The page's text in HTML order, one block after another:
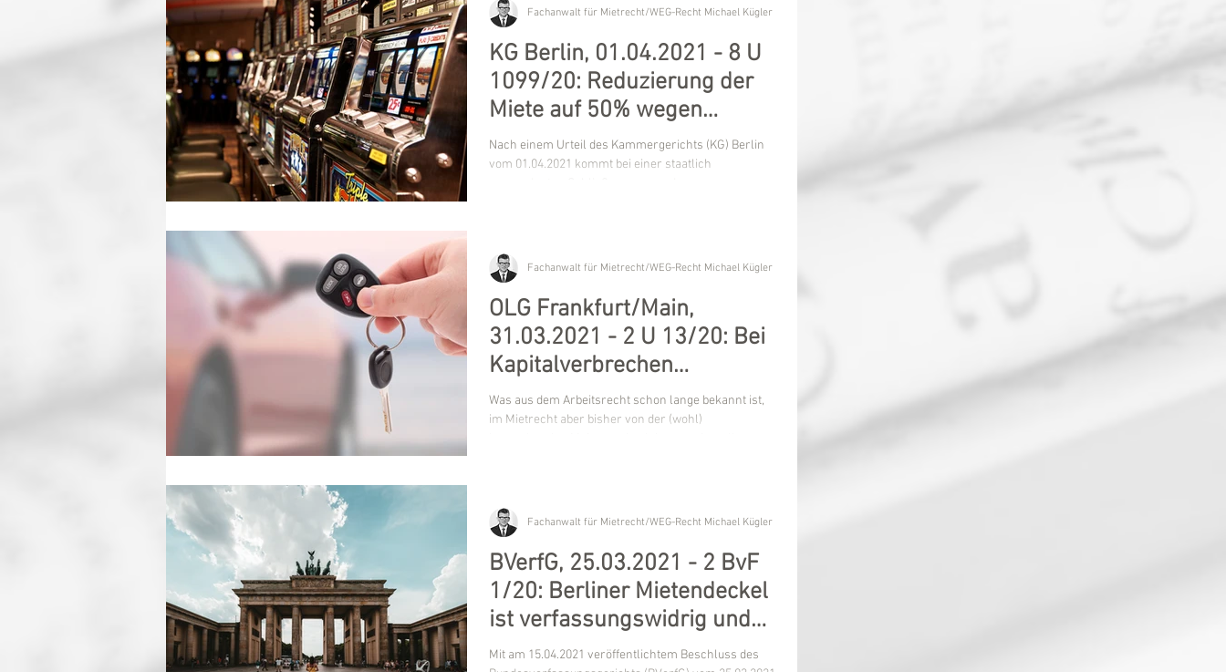
KG Berlin, 01.04.2021 - 8 U
1099/20: Reduzierung der
Miete auf 50% wegen
coronabdingter Schließung
Nach einem Urteil des Kammergerichts (KG) Berlin
vom 01.04.2021 kommt bei einer staatlich
Fachanwalt für Mietrecht/WEG-Recht Michael Kügler
OLG Frankfurt/Main,
31.03.2021 - 2 U 13/20: Bei
Kapitalverbrechen
Verdachtskündigung im
Mietrecht?
Was aus dem Arbeitsrecht schon lange bekannt ist,
im Mietrecht aber bisher von der (wohl)
Fachanwalt für Mietrecht/WEG-Recht Michael Kügler
BVerfG, 25.03.2021 - 2 BvF
1/20: Berliner Mietendeckel
ist verfassungswidrig und
somit nichtig
Mit am 15.04.2021 veröffentlichtem Beschluss des
Fachanwalt für Mietrecht/WEG-Recht Michael Kügler